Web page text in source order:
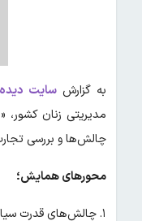
به گزارش سایت
مدیریتی زنان کشور،
چالش‌ها و بررسی
محورهای همایش؛
۱. چالش‌های قدرت سیاسی زنان